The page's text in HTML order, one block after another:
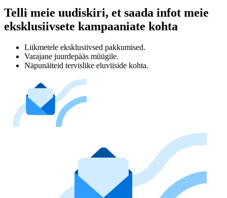
Telli meie uudiskiri, et saada infot meie
eksklusiivsete kampaaniate kohta
Liikmetele eksklusiivsed pakkumised.
Varajane juurdepääs müügile.
Näpunäiteid tervislike eluviiside kohta.